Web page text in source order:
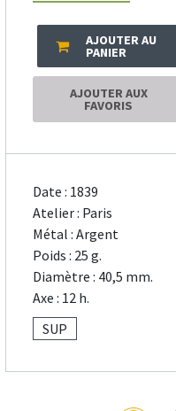
AJOUTER AU
PANIER
AJOUTER AUX
FAVORIS
Date : 1839
Atelier : Paris
Métal : Argent
Poids : 25 g.
Diamètre : 40,5 mm.
Axe : 12 h.
SUP